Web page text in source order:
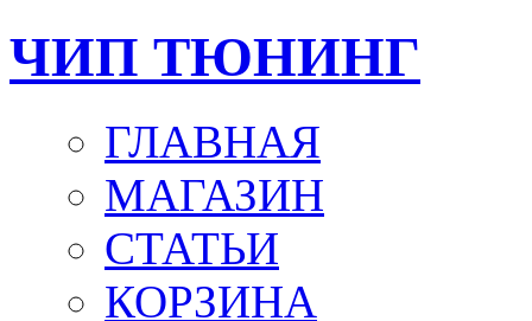
ЧИП ТЮНИНГ
ГЛАВНАЯ
МАГАЗИН
СТАТЬИ
КОРЗИНА